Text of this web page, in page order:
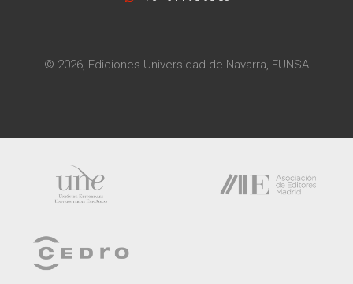
© 2026, Ediciones Universidad de Navarra, EUNSA